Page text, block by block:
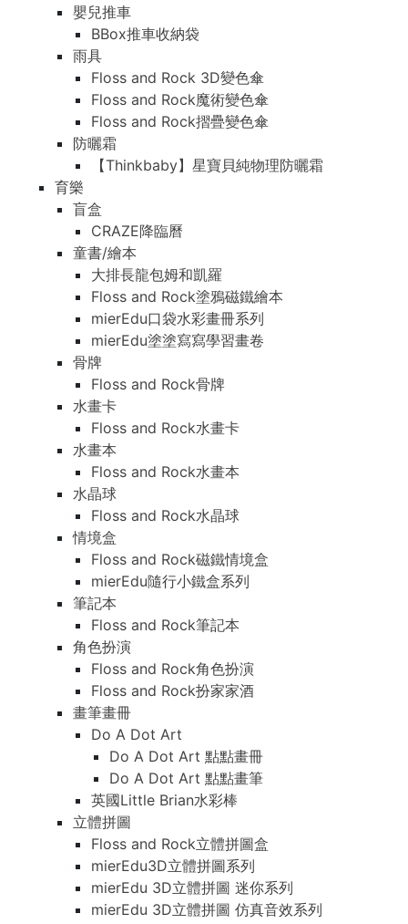
嬰兒推車
BBox推車收納袋
雨具
Floss and Rock 3D變色傘
Floss and Rock魔術變色傘
Floss and Rock摺疊變色傘
防曬霜
【Thinkbaby】星寶貝純物理防曬霜
育樂
盲盒
CRAZE降臨曆
童書/繪本
大排長龍包姆和凱羅
Floss and Rock塗鴉磁鐵繪本
mierEdu口袋水彩畫冊系列
mierEdu塗塗寫寫學習畫卷
骨牌
Floss and Rock骨牌
水畫卡
Floss and Rock水畫卡
水畫本
Floss and Rock水畫本
水晶球
Floss and Rock水晶球
情境盒
Floss and Rock磁鐵情境盒
mierEdu隨行小鐵盒系列
筆記本
Floss and Rock筆記本
角色扮演
Floss and Rock角色扮演
Floss and Rock扮家家酒
畫筆畫冊
Do A Dot Art
Do A Dot Art 點點畫冊
Do A Dot Art 點點畫筆
英國Little Brian水彩棒
立體拼圖
Floss and Rock立體拼圖盒
mierEdu3D立體拼圖系列
mierEdu 3D立體拼圖 迷你系列
mierEdu 3D立體拼圖 仿真音效系列